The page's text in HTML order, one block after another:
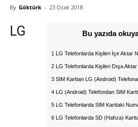
By Göktürk - 23 Ocak 2018
Bu yazıda
1 LG Telefonlarda Kişileri İçe Aktar
2 LG Telefonlarda Kişileri Dışa
3 SIM Karttan LG (Android)
4 LG (Android) Telefondan SIM
5 LG Telefonlarda SIM Karttaki
6 LG Telefonlarda SD (Hafıza)
LG